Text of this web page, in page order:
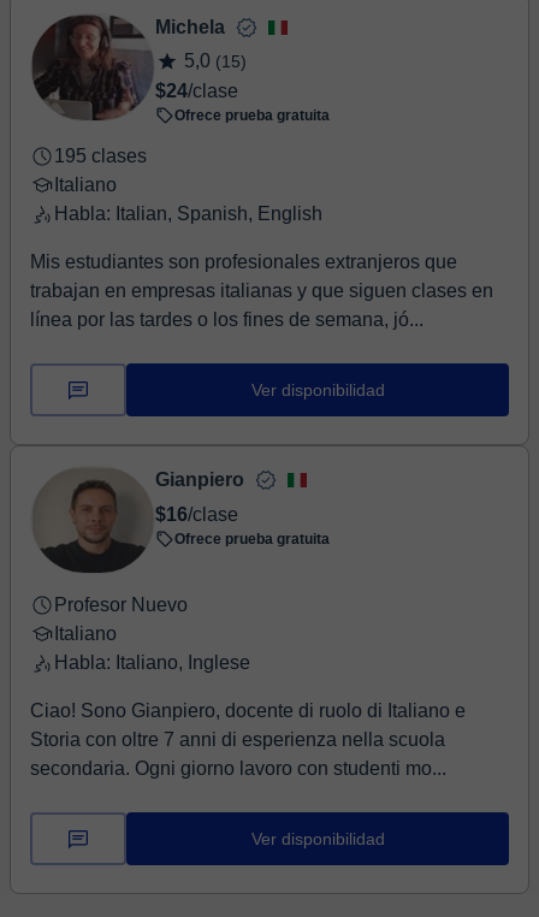
Michela
5,0 (15)
$24/clase
Ofrece prueba gratuita
195 clases
Italiano
Habla: Italian, Spanish, English
Mis estudiantes son profesionales extranjeros que
trabajan en empresas italianas y que siguen clases en
línea por las tardes o los fines de semana, jó...
Ver disponibilidad
Gianpiero
$16/clase
Ofrece prueba gratuita
Profesor Nuevo
Italiano
Habla: Italiano, Inglese
Ciao! Sono Gianpiero, docente di ruolo di Italiano e
Storia con oltre 7 anni di esperienza nella scuola
secondaria. Ogni giorno lavoro con studenti mo...
Ver disponibilidad